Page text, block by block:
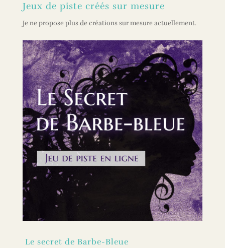
Jeux de piste créés sur mesure
Je ne propose plus de créations sur mesure actuellement.
Le secret de Barbe-Bleue